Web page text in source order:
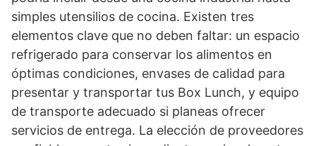
simples utensilios de cocina. Existen tres
elementos clave que no deben faltar: un espacio
refrigerado para conservar los alimentos en
óptimas condiciones, envases de calidad para
presentar y transportar tus Box Lunch, y equipo
de transporte adecuado si planeas ofrecer
servicios de entrega. La elección de proveedores